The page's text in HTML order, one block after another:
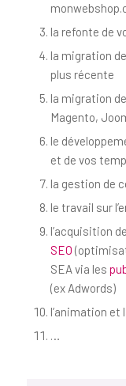
la refonte de
la migration
plus récente
la migration
Magento,
le
et de vos
la gestion de
le travail sur
l’acquisition
SEO
SEA via les
(ex Adwords)
l’animation
…